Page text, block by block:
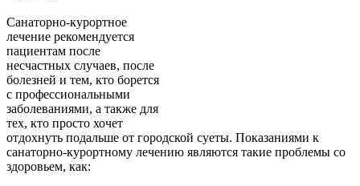
Санаторно-курортное
лечение рекомендуется
пациентам после
несчастных случаев, после
болезней и тем, кто борется
с профессиональными
заболеваниями, а также для
тех, кто просто хочет
отдохнуть подальше от городской суеты. Показаниями к
санаторно-курортному лечению являются такие проблемы со
здоровьем, как: